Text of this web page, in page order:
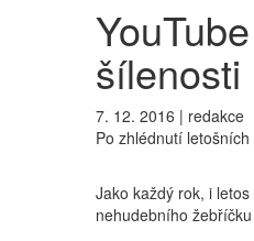
šílenosti
7. 12. 2016 | redakce
Po zhlédnutí
Jako každý rok, i
nehudebního